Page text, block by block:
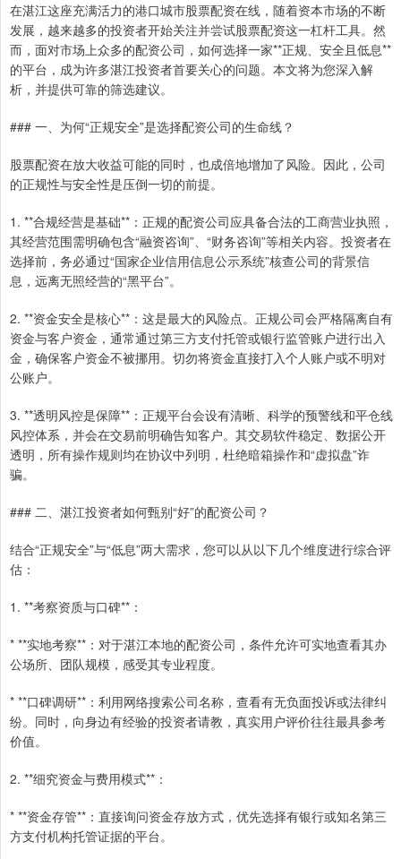
在湛江这座充满活力的港口城市股票配资在线，随着资本市场的不断
发展，越来越多的投资者开始关注并尝试股票配资这一杠杆工具。然
而，面对市场上众多的配资公司，如何选择一家**正规、安全且低息**
的平台，成为许多湛江投资者首要关心的问题。本文将为您深入解
析，并提供可靠的筛选建议。
### 一、为何“正规安全”是选择配资公司的生命线？
股票配资在放大收益可能的同时，也成倍地增加了风险。因此，公司
的正规性与安全性是压倒一切的前提。
1. **合规经营是基础**：正规的配资公司应具备合法的工商营业执照，
其经营范围需明确包含“融资咨询”、“财务咨询”等相关内容。投资者在
选择前，务必通过“国家企业信用信息公示系统”核查公司的背景信
息，远离无照经营的“黑平台”。
2. **资金安全是核心**：这是最大的风险点。正规公司会严格隔离自有
资金与客户资金，通常通过第三方支付托管或银行监管账户进行出入
金，确保客户资金不被挪用。切勿将资金直接打入个人账户或不明对
公账户。
3. **透明风控是保障**：正规平台会设有清晰、科学的预警线和平仓线
风控体系，并会在交易前明确告知客户。其交易软件稳定、数据公开
透明，所有操作规则均在协议中列明，杜绝暗箱操作和“虚拟盘”诈
骗。
### 二、湛江投资者如何甄别“好”的配资公司？
结合“正规安全”与“低息”两大需求，您可以从以下几个维度进行综合评
估：
1. **考察资质与口碑**：
* **实地考察**：对于湛江本地的配资公司，条件允许可实地查看其办
公场所、团队规模，感受其专业程度。
* **口碑调研**：利用网络搜索公司名称，查看有无负面投诉或法律纠
纷。同时，向身边有经验的投资者请教，真实用户评价往往最具参考
价值。
2. **细究资金与费用模式**：
* **资金存管**：直接询问资金存放方式，优先选择有银行或知名第三
方支付机构托管证据的平台。